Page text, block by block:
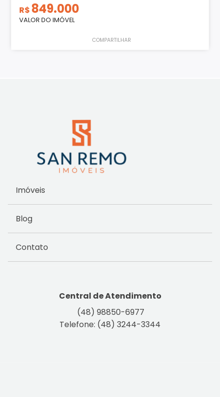
R$ 849.000
VALOR DO IMÓVEL
COMPARTILHAR
Imóveis
Blog
Contato
Central de Atendimento
(48) 98850-6977
Telefone: (48) 3244-3344